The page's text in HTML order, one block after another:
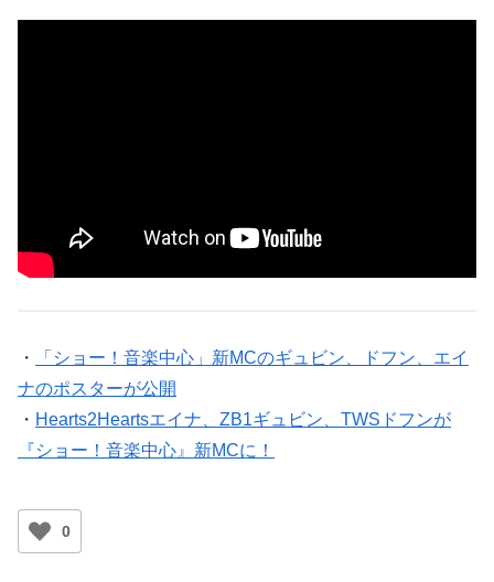
・
「ショー！音楽中心」新MCのギュビン、ドフン、エイ
ナのポスターが公開
・ Hearts2Heartsエイナ、ZB1ギュビン、TWSドフンが
『ショー！音楽中心』新MCに！
0